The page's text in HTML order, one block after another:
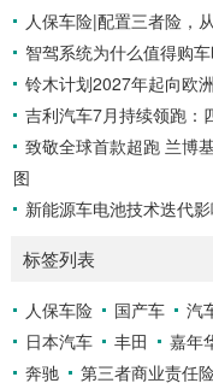
人保车险|配置三者险，
智驾系统为什么值得购
铃木计划2027年起向欧
吉利汽车7月持续领跑：
致敬全球首款超跑 兰博
图
新能源车电池技术迭代
标签列表
人保车险 国产车 汽
日本汽车
丰田 嘉年
奔驰
第三者商业责任